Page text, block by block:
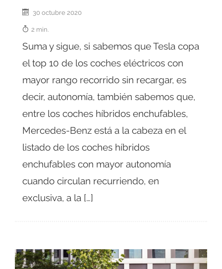
30 octubre 2020
2 min.
Suma y sigue, si sabemos que Tesla copa
el top 10 de los coches eléctricos con
mayor rango recorrido sin recargar, es
decir, autonomía, también sabemos que,
entre los coches híbridos enchufables,
Mercedes-Benz está a la cabeza en el
listado de los coches híbridos
enchufables con mayor autonomía
cuando circulan recurriendo, en
exclusiva, a la […]